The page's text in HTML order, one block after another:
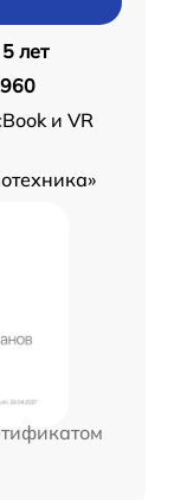
5 лет
960
и VR